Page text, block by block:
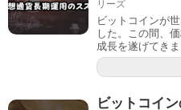
リーズ
ビットコインが
した。この間、
成長を遂げてき
ビットコイ